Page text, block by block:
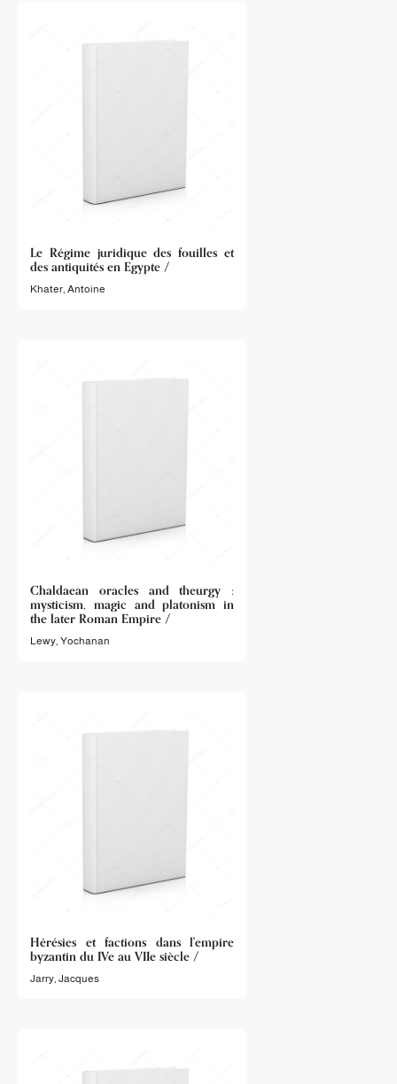
Le Régime juridique des fouilles et
des antiquités en Egypte /
Khater, Antoine
Chaldaean oracles and theurgy :
mysticism, magic and platonism in
the later Roman Empire /
Lewy, Yochanan
Hérésies et factions dans l'empire
byzantin du IVe au VIIe siècle /
Jarry, Jacques